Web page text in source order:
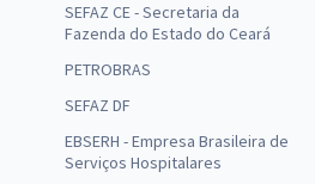
SEFAZ CE - Secretaria da
Fazenda do Estado do Ceará
PETROBRAS
SEFAZ DF
EBSERH - Empresa Brasileira de
Serviços Hospitalares